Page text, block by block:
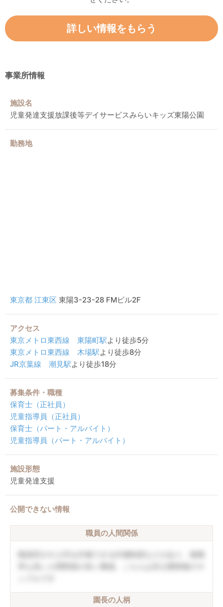
詳しい情報をもらう
事業所情報
施設名
児童発達支援放課後等デイサービスみらいキッズ東陽公園
勤務地
東京都 江東区 東陽3-23-28 FMビル2F
アクセス
東京メトロ東西線
東陽町駅より徒歩5分
東京メトロ東西線
木場駅より徒歩8分
JR京葉線
潮見駅より徒歩18分
募集条件・職種
保育士（正社員）
児童指導員（正社員）
保育士（パート・アルバイト）
児童指導員（パート・アルバイト）
施設形態
児童発達支援
公開できない情報
職員の人間関係
園長の人柄